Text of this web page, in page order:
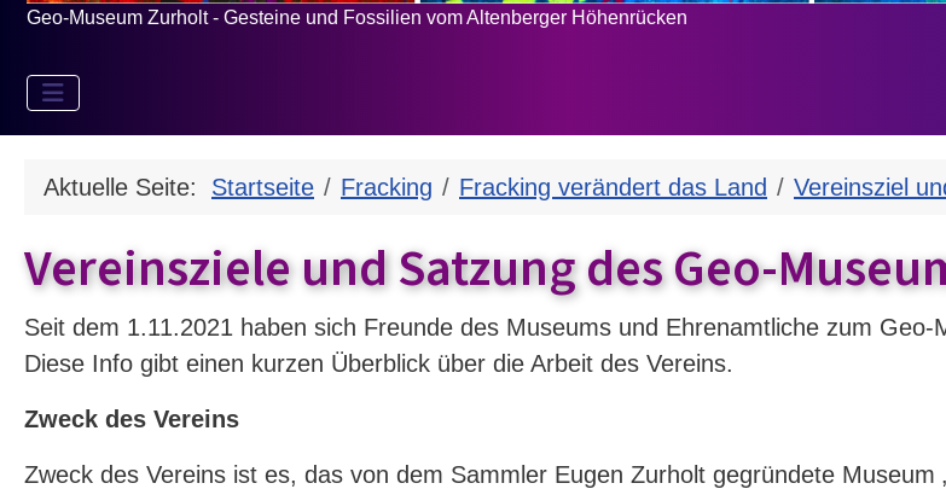
Geo-Museum Zurholt - Gesteine und Fossilien vom Altenberger Höhenrücken
Aktuelle Seite: Startseite Fracking Fracking verändert das Land Vereinsziel
Vereinsziele und Satzung des Geo-
Seit dem 1.11.2021 haben sich Freunde des Museums und Ehrenamtliche zum
Diese Info gibt einen kurzen Überblick über die Arbeit des Vereins.
Zweck des Vereins
Zweck des Vereins ist es, das von dem Sammler Eugen Zurholt gegründete